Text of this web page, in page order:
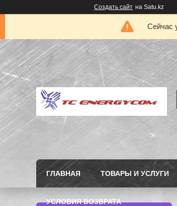
Создать сайт на Satu.kz
Сейчас
ГЛАВНАЯ ТОВАРЫ И УСЛУГИ
УСЛОВИЯ ВОЗВРАТА